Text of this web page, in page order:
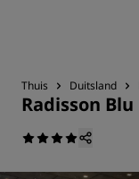
Thuis Duitsland
Radisson